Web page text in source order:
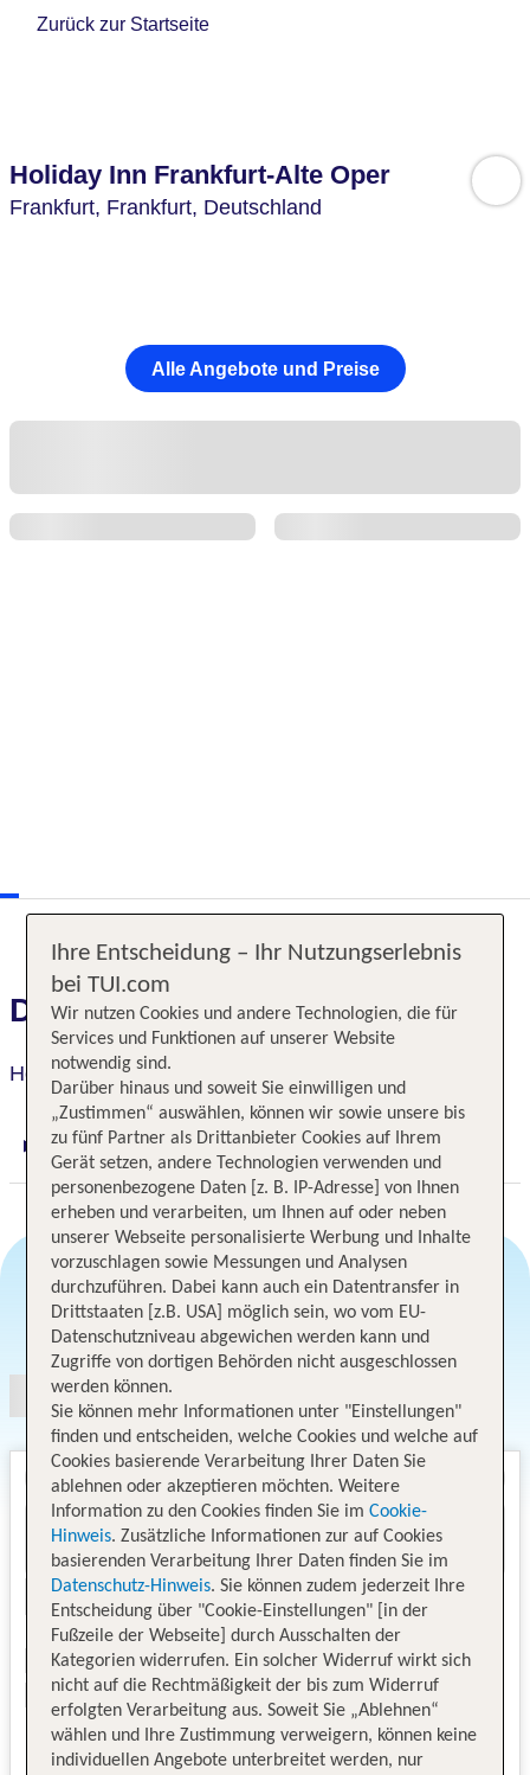
Zurück zur Startseite
Holiday Inn Frankfurt-Alte Oper
Frankfurt, Frankfurt, Deutschland
Alle Angebote und Preise
Das erwartet Sie
Holiday Inn Frankfurt-Alte Oper
Digitaler und telefonischer 24/7 TUI Service
Angebotsauswahl
Ihre Entscheidung – Ihr Nutzungserlebnis
bei TUI.com
Wir nutzen Cookies und andere Technologien, die für
Services und Funktionen auf unserer Website
notwendig sind.
Darüber hinaus und soweit Sie einwilligen und
„Zustimmen“ auswählen, können wir sowie unsere bis
zu fünf Partner als Drittanbieter Cookies auf Ihrem
Gerät setzen, andere Technologien verwenden und
personenbezogene Daten [z. B. IP-Adresse] von Ihnen
erheben und verarbeiten, um Ihnen auf oder neben
unserer Webseite personalisierte Werbung und Inhalte
vorzuschlagen sowie Messungen und Analysen
durchzuführen. Dabei kann auch ein Datentransfer in
Drittstaaten [z.B. USA] möglich sein, wo vom EU-
Datenschutzniveau abgewichen werden kann und
Zugriffe von dortigen Behörden nicht ausgeschlossen
werden können.
Sie können mehr Informationen unter "Einstellungen"
finden und entscheiden, welche Cookies und welche auf
Cookies basierende Verarbeitung Ihrer Daten Sie
ablehnen oder akzeptieren möchten. Weitere
Information zu den Cookies finden Sie im Cookie-
Hinweis. Zusätzliche Informationen zur auf Cookies
basierenden Verarbeitung Ihrer Daten finden Sie im
Datenschutz-Hinweis. Sie können zudem jederzeit Ihre
Entscheidung über "Cookie-Einstellungen" [in der
Fußzeile der Webseite] durch Ausschalten der
Kategorien widerrufen. Ein solcher Widerruf wirkt sich
nicht auf die Rechtmäßigkeit der bis zum Widerruf
erfolgten Verarbeitung aus. Soweit Sie „Ablehnen“
wählen und Ihre Zustimmung verweigern, können keine
individuellen Angebote unterbreitet werden, nur